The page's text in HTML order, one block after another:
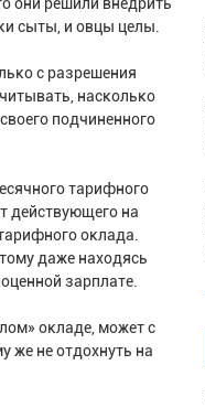
сыты, и овцы целы.
с разрешения
насколько
подчиненного
тарифного
действующего на
оклада.
даже находясь
зарплате.
окладе, может с
же не отдохнуть на